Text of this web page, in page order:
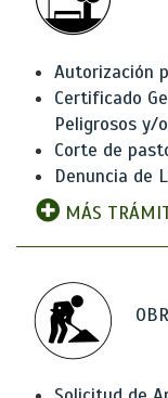
Autorización
Certificado
Peligrosos y/
Corte de
Denuncia de
MÁS